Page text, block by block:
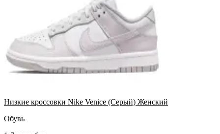
Низкие кроссовки Nike Venice (Серый) Женский
Обувь